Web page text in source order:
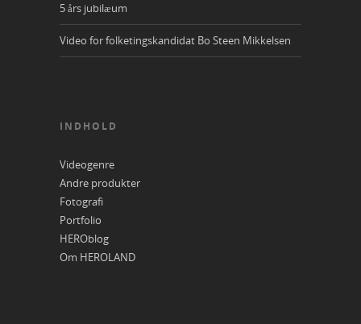
5 års jubilæum
Video for folketingskandidat Bo Steen Mikkelsen
INDHOLD
Videogenre
Andre produkter
Fotografi
Portfolio
HEROblog
Om HEROLAND